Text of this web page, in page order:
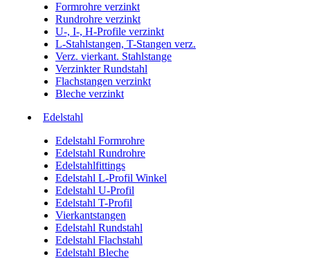
Formrohre verzinkt
Rundrohre verzinkt
U-, I-, H-Profile verzinkt
L-Stahlstangen, T-Stangen verz.
Verz. vierkant. Stahlstange
Verzinkter Rundstahl
Flachstangen verzinkt
Bleche verzinkt
Edelstahl
Edelstahl Formrohre
Edelstahl Rundrohre
Edelstahlfittings
Edelstahl L-Profil Winkel
Edelstahl U-Profil
Edelstahl T-Profil
Vierkantstangen
Edelstahl Rundstahl
Edelstahl Flachstahl
Edelstahl Bleche